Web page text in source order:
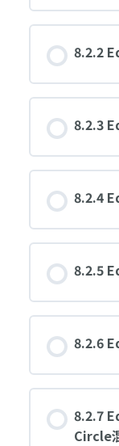
8.2.2
8.2.3
8.2.4
8.2.5
8.2.6
8.2.7
Circle